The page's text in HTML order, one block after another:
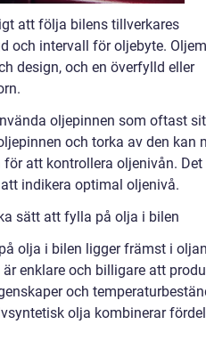
att följa bilens tillverkares
och intervall för oljebyte.
design, och en överfylld eller
oljepinnen som oftast
och torka av den kan
att kontrollera oljenivån. Det
indikera optimal oljenivå.
sätt att fylla på olja i bilen
olja i bilen ligger främst i
enklare och billigare att
och
olja kombinerar